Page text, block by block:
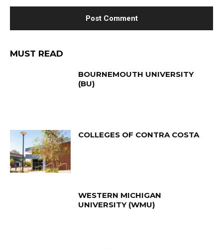
MUST READ
BOURNEMOUTH UNIVERSITY
(BU)
COLLEGES OF CONTRA COSTA
WESTERN MICHIGAN
UNIVERSITY (WMU)